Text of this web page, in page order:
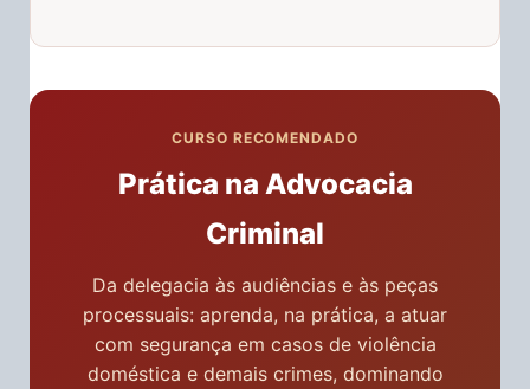
CURSO RECOMENDADO
Prática na Advocacia
Criminal
Da delegacia às audiências e às peças
processuais: aprenda, na prática, a atuar
com segurança em casos de violência
doméstica e demais crimes, dominando